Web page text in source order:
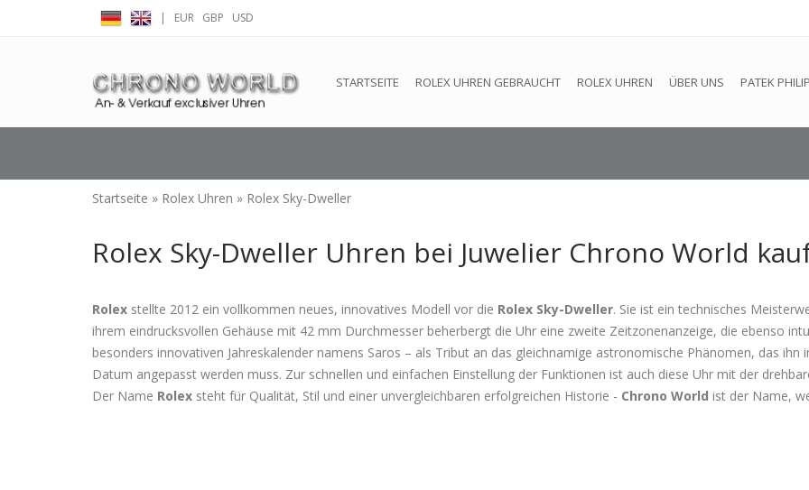
| EUR GBP USD
STARTSEITE ROLEX UHREN GEBRAUCHT ROLEX UHREN ÜBER UNS PATEK
Startseite » Rolex Uhren » Rolex Sky-Dweller
Rolex Sky-Dweller Uhren bei Juwelier Chrono World
Rolex stellte 2012 ein vollkommen neues, innovatives Modell vor die Rolex Sky-Dweller. Sie ist ein technisches
ihrem eindrucksvollen Gehäuse mit 42 mm Durchmesser beherbergt die Uhr eine zweite Zeitzonenanzeige, die ebenso
besonders innovativen Jahreskalender namens Saros – als Tribut an das gleichnamige astronomische Phänomen, das
Datum angepasst werden muss. Zur schnellen und einfachen Einstellung der Funktionen ist auch diese Uhr mit der
Der Name Rolex steht für Qualität, Stil und einer unvergleichbaren erfolgreichen Historie - Chrono World ist der Name,
← Zurück zum Backoffice